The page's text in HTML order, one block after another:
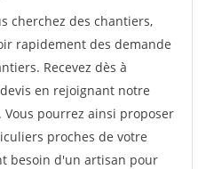
cherchez des chantiers,
rapidement des demande
Recevez dès à
en rejoignant notre
pourrez ainsi proposer
proches de votre
besoin d'un artisan pour